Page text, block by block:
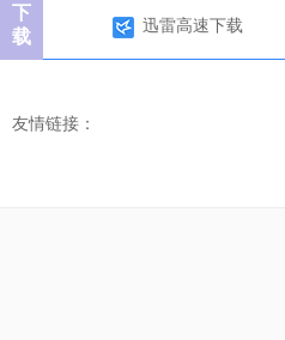
下
载
迅雷高速下载
友情链接：